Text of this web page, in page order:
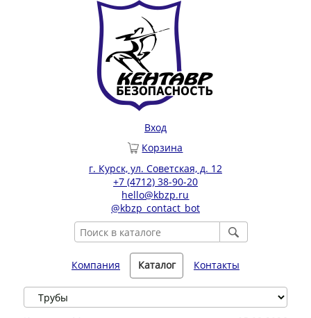
Вход
Корзина
г. Курск, ул. Советская, д. 12
+7 (4712) 38-90-20
hello@kbzp.ru
@kbzp_contact_bot
Компания Каталог Контакты